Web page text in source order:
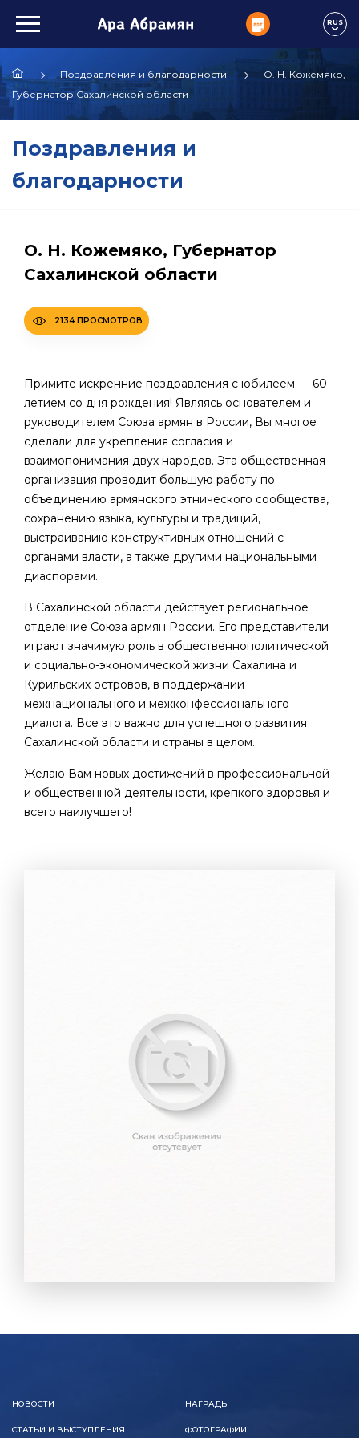
RUS
Поздравления и благодарности
О. Н. Кожемяко,
Губернатор Сахалинской области
Поздравления и
благодарности
О. Н. Кожемяко, Губернатор
Сахалинской области
2134 ПРОСМОТРОВ
Примите искренние поздравления с юбилеем — 60-
летием со дня рождения! Являясь основателем и
руководителем Союза армян в России, Вы многое
сделали для укрепления согласия и
взаимопонимания двух народов. Эта общественная
организация проводит большую работу по
объединению армянского этнического сообщества,
сохранению языка, культуры и традиций,
выстраиванию конструктивных отношений с
органами власти, а также другими национальными
диаспорами.
В Сахалинской области действует региональное
отделение Союза армян России. Его представители
играют значимую роль в общественнополитической
и социально-экономической жизни Сахалина и
Курильских островов, в поддержании
межнационального и межконфессионального
диалога. Все это важно для успешного развития
Сахалинской области и страны в целом.
Желаю Вам новых достижений в профессиональной
и общественной деятельности, крепкого здоровья и
всего наилучшего!
НОВОСТИ
СТАТЬИ И ВЫСТУПЛЕНИЯ
НАГРАДЫ
ФОТОГРАФИИ